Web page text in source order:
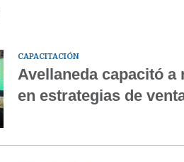
CAPACITACIÓN
Avellaneda capacitó a
en estrategias de